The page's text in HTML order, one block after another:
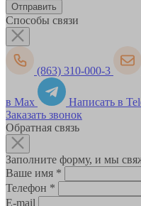
Способы связи
(863) 310-000-3
в Max
Написать в
Заказать звонок
Обратная связь
Заполните форму, и мы
Ваше имя *
Телефон *
E-mail